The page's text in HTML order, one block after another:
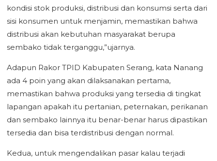
kondisi stok produksi, distribusi dan konsumsi serta dari
sisi konsumen untuk menjamin, memastikan bahwa
distribusi akan kebutuhan masyarakat berupa
sembako tidak terganggu,”ujarnya.
Adapun Rakor TPID Kabupaten Serang, kata Nanang
ada 4 poin yang akan dilaksanakan pertama,
memastikan bahwa produksi yang tersedia di tingkat
lapangan apakah itu pertanian, peternakan, perikanan
dan sembako lainnya itu benar-benar harus dipastikan
tersedia dan bisa terdistribusi dengan normal.
Kedua, untuk mengendalikan pasar kalau terjadi